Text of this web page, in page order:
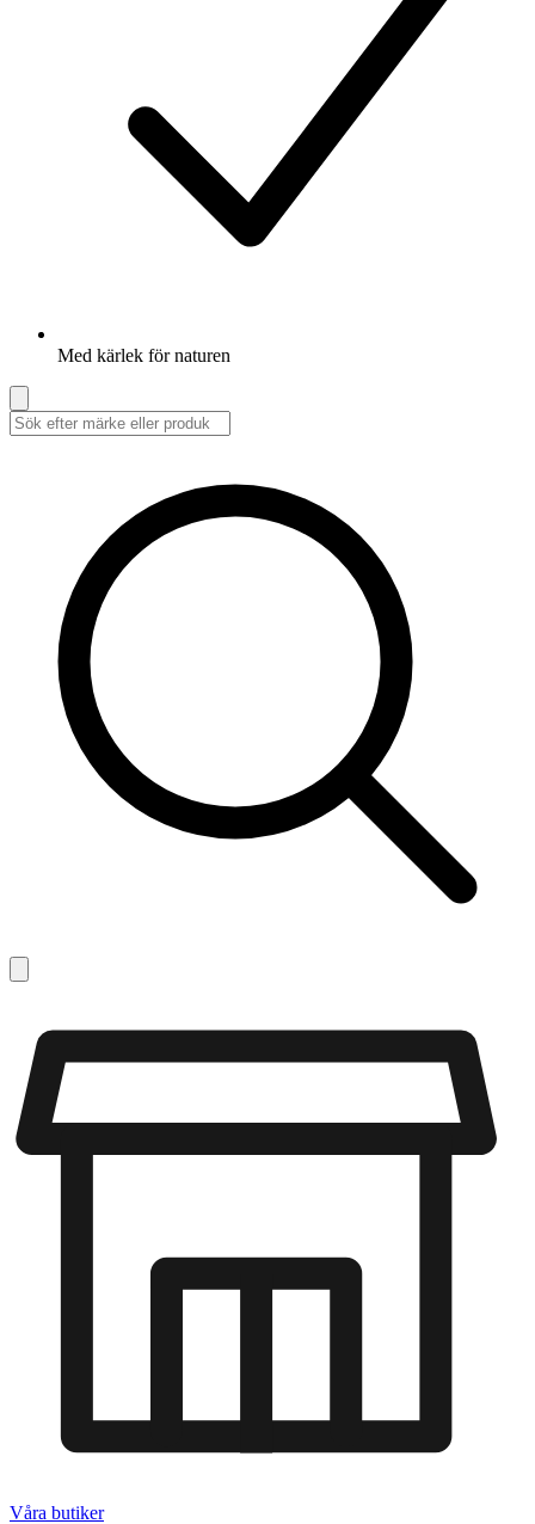
Med kärlek för naturen
Våra butiker